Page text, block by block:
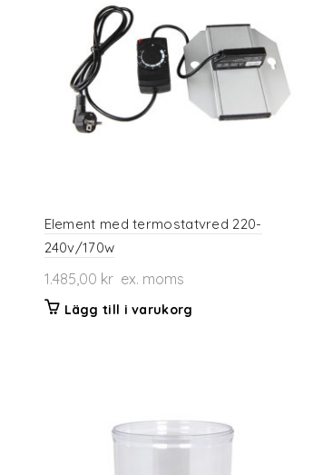
Element med termostatvred 220-
240v/170w
1.485,00 krex. moms
Lägg till i varukorg